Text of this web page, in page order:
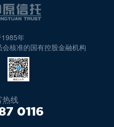
年
核准的国有控股金融机构
热线
0116